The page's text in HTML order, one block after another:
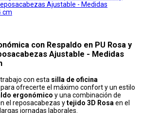
con Respaldo en PU Rosa y
Ajustable - Medidas
con esta silla de oficina
ofrecerte el máximo confort y un estilo
ergonómico y una combinación de
el reposacabezas ytejido 3D Rosa en el
jornadas laborales.